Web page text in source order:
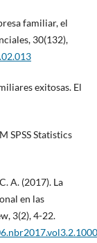
familiar, el
30(132),
exitosas. El
SPSS Statistics
A. (2017). La
en las
3(2), 4-22.